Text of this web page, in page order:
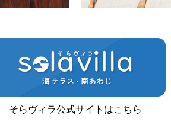
そらヴィラ公式サイトはこちら